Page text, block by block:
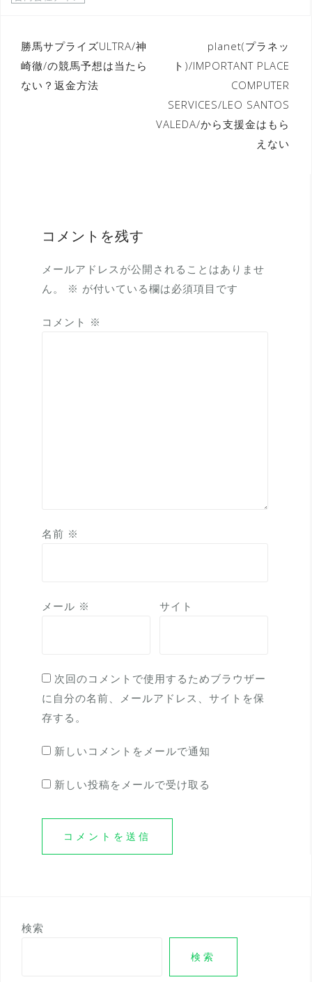
投
稿
ナ
勝馬サプライズULTRA/神
崎徹/の競馬予想は当たら
ない？返金方法
planet(プラネッ
ト)/IMPORTANT PLACE
COMPUTER
SERVICES/LEO SANTOS
VALEDA/から支援金はもら
えない
コメントを残す
メールアドレスが公開されることはありませ
ん。
※ が付いている欄は必須項目です
コメント ※
名前 ※
メール ※ サイト
次回のコメントで使用するためブラウザー
に自分の名前、メールアドレス、サイトを保
存する。
新しいコメントをメールで通知
新しい投稿をメールで受け取る
検索
検索